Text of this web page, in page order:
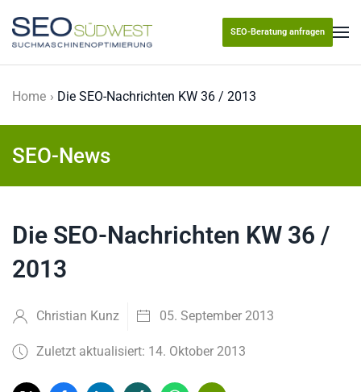
Skip to main content
SEO-Beratung anfragen
Home Die SEO-Nachrichten KW 36 / 2013
SEO-News
Die SEO-Nachrichten KW 36 /
2013
Christian Kunz 05. September 2013
Zuletzt aktualisiert: 14. Oktober 2013